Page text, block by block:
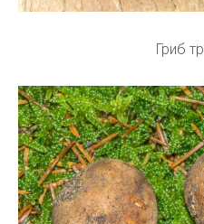
Гриб